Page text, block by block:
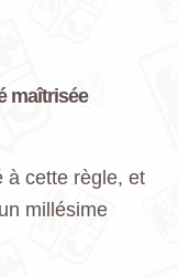
maîtrisée
à cette règle, et
millésime